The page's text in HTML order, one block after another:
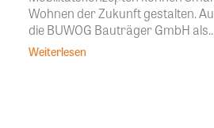
Wohnen der Zukunft gestalten.
die BUWOG Bauträger GmbH
Weiterlesen